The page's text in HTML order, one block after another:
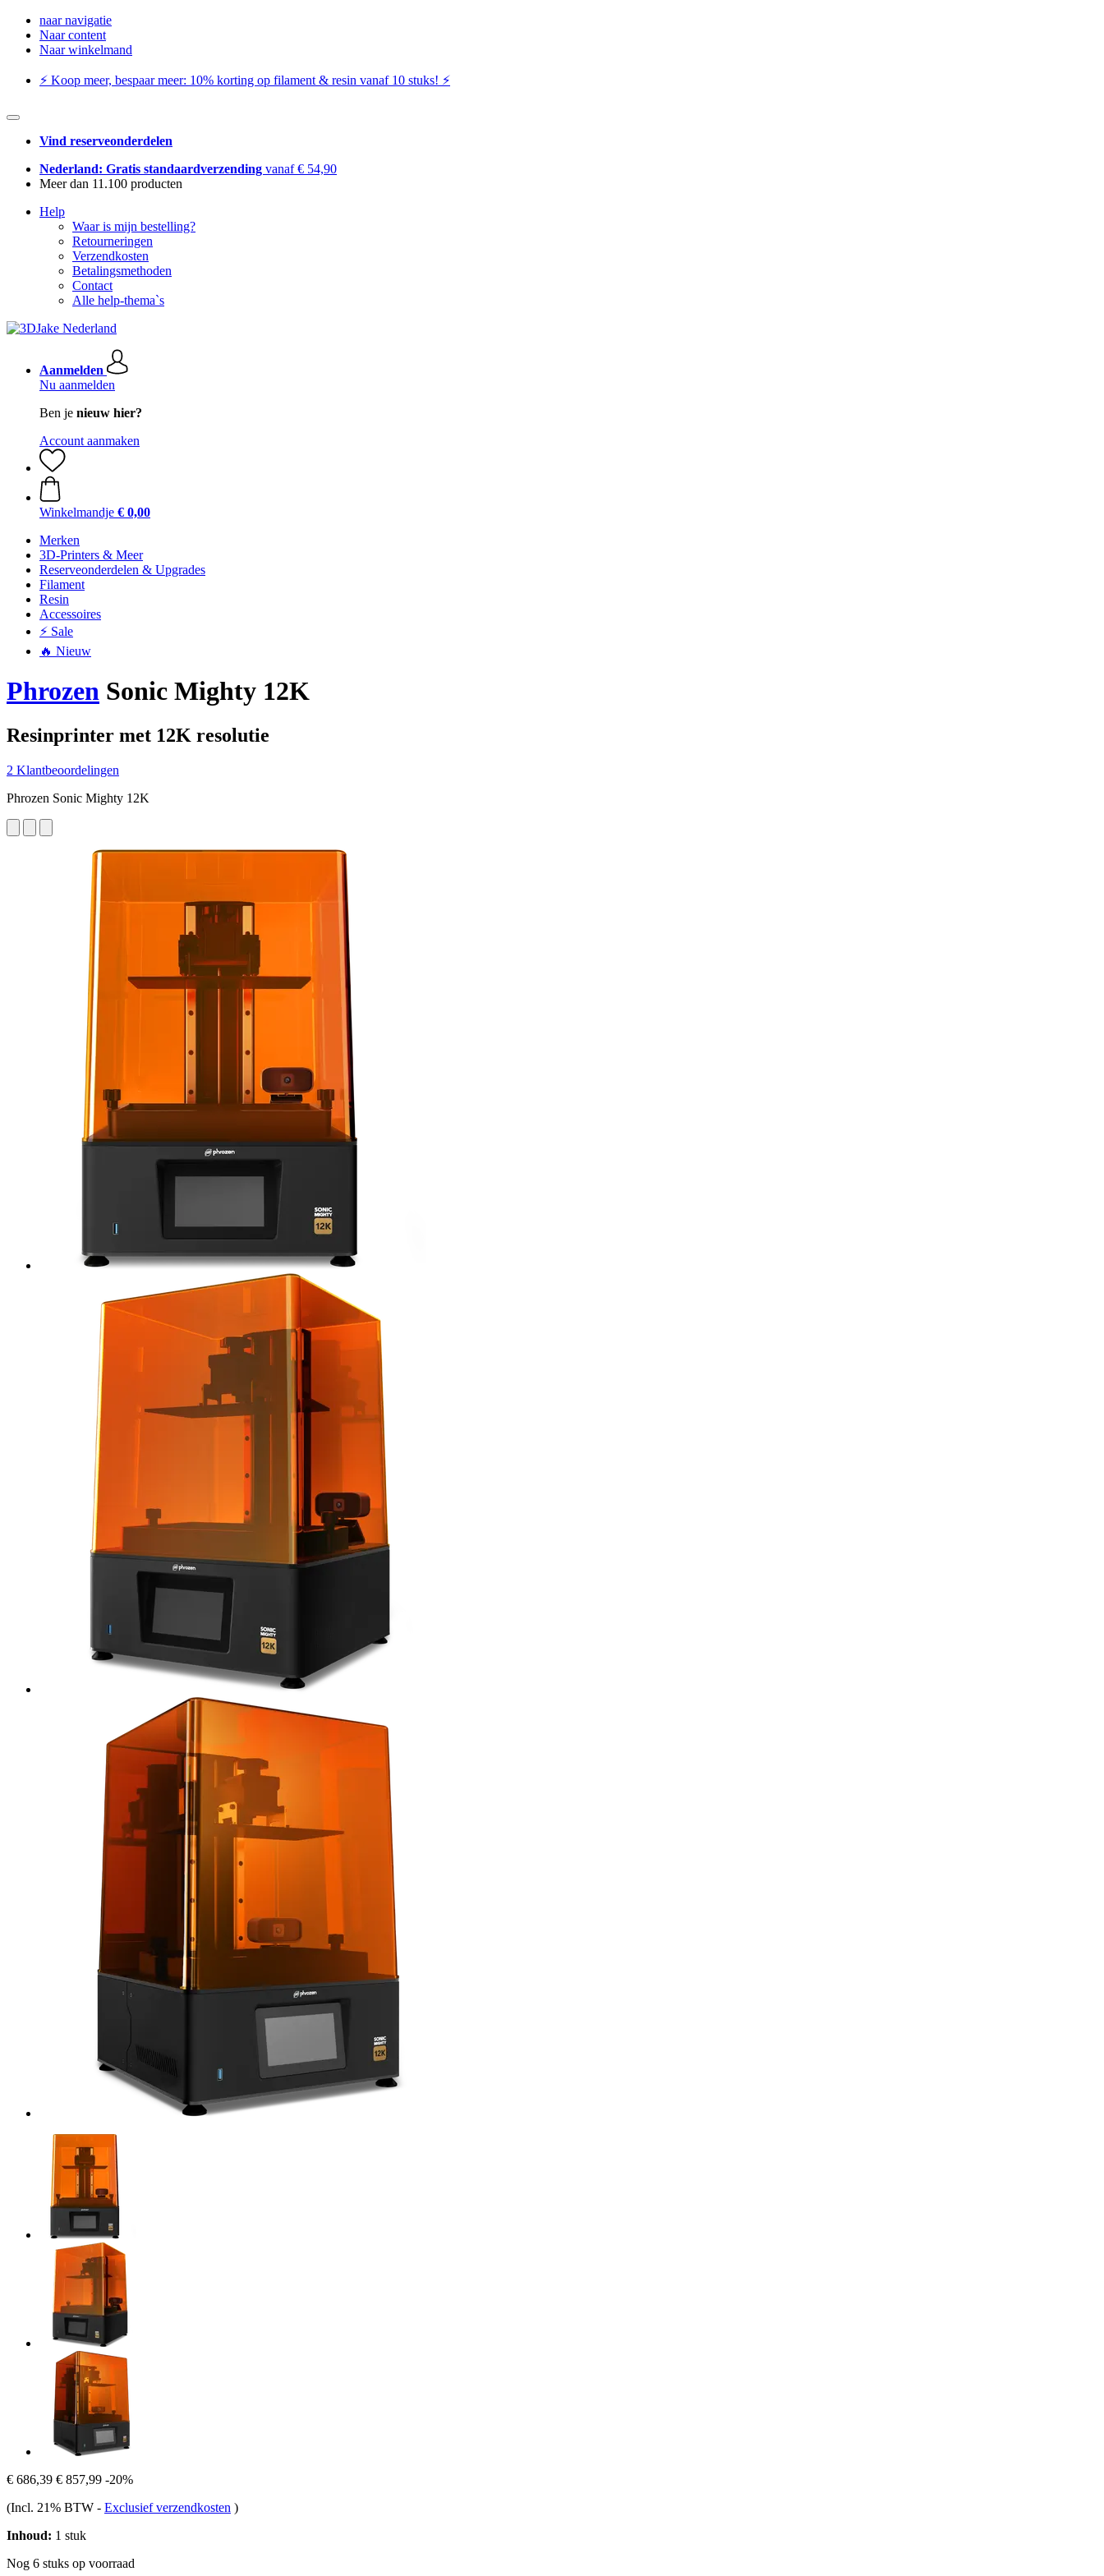
naar navigatie
Naar content
Naar winkelmand
⚡️ Koop meer, bespaar meer: ​​10% korting op filament & resin vanaf 10 stuks! ⚡️
Vind reserveonderdelen
Nederland: Gratis standaardverzending vanaf € 54,90
Meer dan 11.100 producten
Help
Waar is mijn bestelling?
Retourneringen
Verzendkosten
Betalingsmethoden
Contact
Alle help-thema`s
Aanmelden
Nu aanmelden
Ben je nieuw hier?
Account aanmaken
Winkelmandje € 0,00
Merken
3D-Printers & Meer
Reserveonderdelen & Upgrades
Filament
Resin
Accessoires
⚡ Sale
🔥 Nieuw
Phrozen Sonic Mighty 12K
Resinprinter met 12K resolutie
2 Klantbeoordelingen
Phrozen Sonic Mighty 12K
€ 686,39 € 857,99 -20%
(Incl. 21% BTW - Exclusief verzendkosten )
Inhoud: 1 stuk
Nog 6 stuks op voorraad